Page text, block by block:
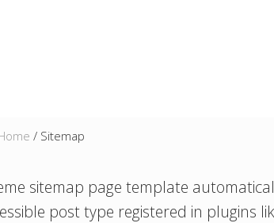
/ Sitemap
sitemap page template
post type registered in plugins